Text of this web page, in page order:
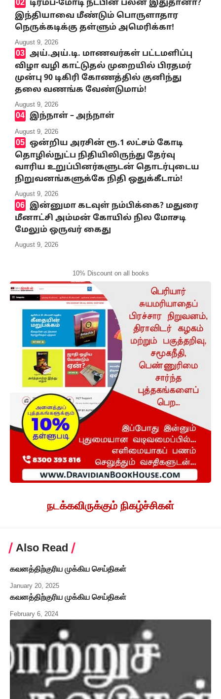
டிரம்ப்-மோடி நட்பின் பலன் இதுதானா?
இந்தியாவை மீண்டும் பொருளாதார
நெருக்கடிக்கு தள்ளும் அமெரிக்கா!
August 9, 2026
அய்.அய்.டி. மாணவர்கள் பட்டமளிப்பு
விழா வழி காட்டுதல் முறையில் பிரதமர்
முன்பு 90 டிகிரி கோணத்தில் குனிந்து
தலை வணங்க வேண்டுமாம்!
August 9, 2026
இந்நாள் – அந்நாள்
August 9, 2026
ஒன்றிய அரசின் ரூ.1 லட்சம் கோடி
தொழில்நுட்ப நிதியிலிருந்து தேர்வு
வாரிய உறுப்பினர்களுடன் தொடர்புடைய
நிறுவனங்களுக்கே நிதி ஒதுக்கீடாம்!
August 9, 2026
இன்னுமா கடவுள் நம்பிக்கை? மதுரை
மீனாட்சி அம்மன் கோயில் நில மோசடி
மேலும் ஒருவர் கைது
August 9, 2026
10% Discount on all books
நடக்கவிருக்கும் நிகழ்ச்சிகள்
Also Read
கவனத்திற்குரிய முக்கிய செய்திகள்
January 20, 2025
கவனத்திற்குரிய முக்கிய செய்திகள்
February 6, 2024